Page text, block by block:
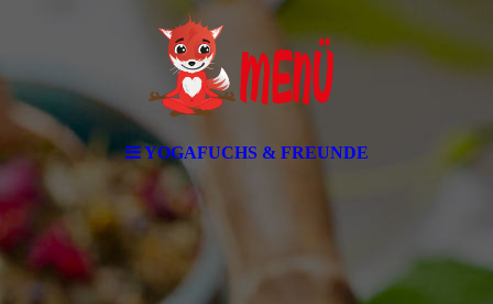
YOGAFUCHS & FREUNDE